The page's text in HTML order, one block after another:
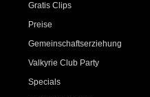
Gratis Clips
Preise
Gemeinschaftserziehung
Valkyrie Club Party
Specials